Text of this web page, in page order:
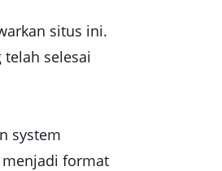
situs ini.
selesai
system
menjadi format